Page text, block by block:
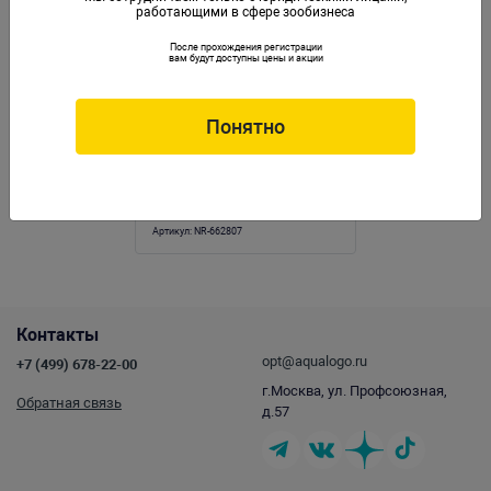
Артикул: NR-662807
Контакты
+7 (499) 678-22-00
Обратная связь
opt@aqualogo.ru
г.Москва, ул. Профсоюзная,
д.57
работающими в сфере зообизнеса
После прохождения регистрации
вам будут доступны цены и акции
Понятно